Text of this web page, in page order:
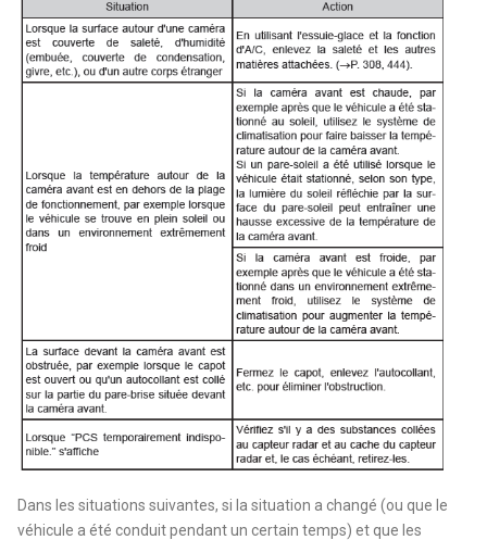
Dans les situations suivantes, si la situation a changé (ou que le
véhicule a été conduit pendant un certain temps) et que les